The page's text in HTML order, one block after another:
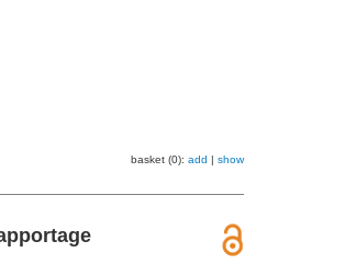
basket (0): add | show